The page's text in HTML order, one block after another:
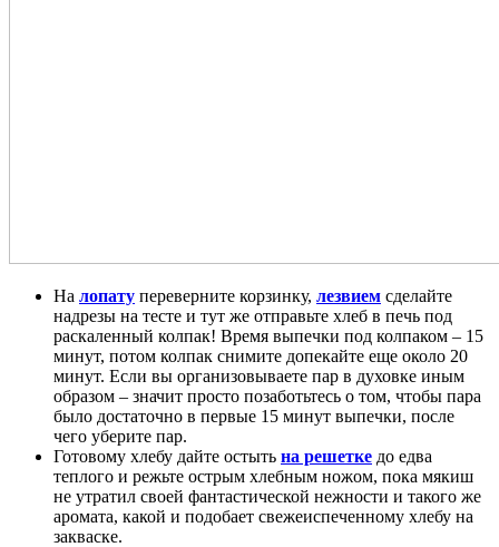
На лопату переверните корзинку, лезвием сделайте
надрезы на тесте и тут же отправьте хлеб в печь под
раскаленный колпак! Время выпечки под колпаком – 15
минут, потом колпак снимите допекайте еще около 20
минут. Если вы организовываете пар в духовке иным
образом – значит просто позаботьтесь о том, чтобы пара
было достаточно в первые 15 минут выпечки, после
чего уберите пар.
Готовому хлебу дайте остыть на решетке до едва
теплого и режьте острым хлебным ножом, пока мякиш
не утратил своей фантастической нежности и такого же
аромата, какой и подобает свежеиспеченному хлебу на
закваске.